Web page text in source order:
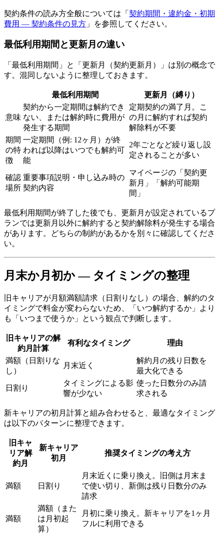
契約条件の読み方全般については「 契約期間・違約金・初期
費用 — 契約条件の見方 」を参照してください。
最低利用期間と更新月の違い
「最低利用期間」と「更新月（契約更新月）」は別の概念で
す。混同しないように整理しておきます。
最低利用期間 更新月（縛り）
意味
契約から一定期間は解約でき
ない、または解約時に費用が
発生する期間
定期契約の満了月。こ
の月に解約すれば契約
解除料が不要
期間
の特
徴
一定期間（例: 12ヶ月）が終
われば以降はいつでも解約可
能
2年ごとなど繰り返し設
定されることが多い
確認
場所
重要事項説明・申し込み時の
契約内容
マイページの「契約更
新月」「解約可能期
間」
最低利用期間が終了した後でも、更新月が設定されているプ
ランでは更新月以外に解約すると契約解除料が発生する場合
があります。どちらの制約があるかを別々に確認してくださ
い。
月末か月初か — タイミングの整理
旧キャリアが月額満額請求（日割りなし）の場合、解約のタ
イミングで料金が変わらないため、「いつ解約するか」より
も「いつまで使うか」という観点で判断します。
旧キャリアの解
約月計算
有利なタイミング 理由
満額（日割りな
し）
月末近く
解約月の残り日数を
最大化できる
日割り
タイミングによる影
響が少ない
使った日数分のみ請
求される
新キャリアの初月計算と組み合わせると、最適なタイミング
は以下のパターンに整理できます。
旧キャ
リア解
約月
新キャリア
初月
推奨タイミングの考え方
満額 日割り
月末近くに乗り換え。旧側は月末ま
で使い切り、新側は残り日数分のみ
請求
満額
満額（また
は月初起
算）
月初に乗り換え。新キャリアを1ヶ月
フルに利用できる